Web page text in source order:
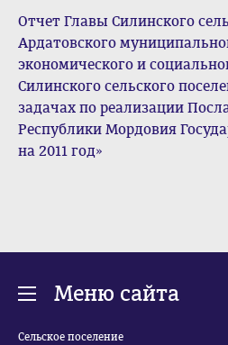
Отчет Главы Силинского
Ардатовского
экономического и
Силинского сельского
задачах по реализации
Республики Мордовия
на 2011 год»
Меню сайта
Сельское поселение